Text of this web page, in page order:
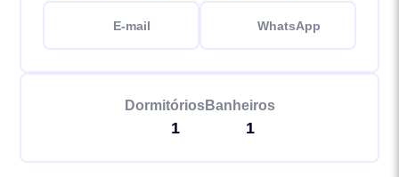
E-mail WhatsApp
Dormitórios
1
Banheiros
1